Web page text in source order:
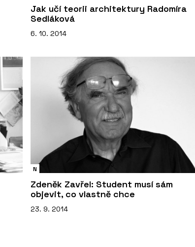
Jak učí teorii architektury Radomíra
Sedláková
6. 10. 2014
N
Zdeněk Zavřel: Student musí sám
objevit, co vlastně chce
23. 9. 2014